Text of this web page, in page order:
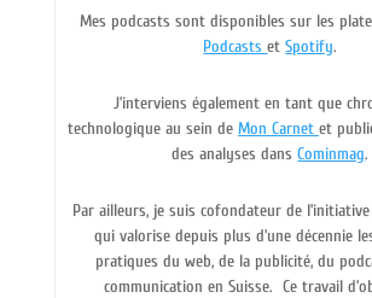
Mes podcasts sont disponibles sur les
PodcastsetSpotify.
J’interviens également en tant que
technologique au sein de Mon Carnet et
des analyses dansCominmag.
Par ailleurs, je suis cofondateur de l’initiative
qui valorise depuis plus d’une décennie
pratiques du web, de la publicité, du
communication en Suisse. Ce travail